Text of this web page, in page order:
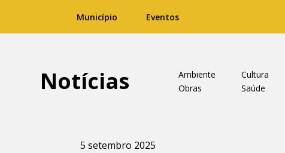
Município Eventos
Notícias Ambiente Cultura
Obras
Saúde
5 setembro 2025